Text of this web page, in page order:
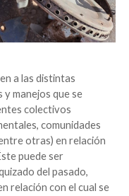
a las distintas
manejos que se
colectivos
comunidades
otras) en relación
puede ser
del pasado,
relación con el cual se